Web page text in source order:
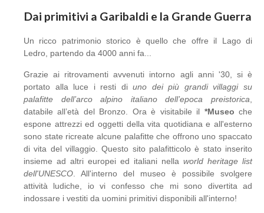
Dai primitivi a Garibaldi e la Grande Guerra
Un ricco patrimonio storico è quello che offre il Lago di
Ledro, partendo da 4000 anni fa...
Grazie ai ritrovamenti avvenuti intorno agli anni '30, si è
portato alla luce i resti diuno dei più grandi villaggi su
palafitte dell’arco alpino italiano dell’epoca preistorica
databile all’età del Bronzo. Ora è visitabile il *Museo che
espone attrezzi ed oggetti della vita quotidiana e all'esterno
sono state ricreate alcune palafitte che offrono uno spaccato
di vita del villaggio. Questo sito palafitticolo è stato inserito
insieme ad altri europei ed italiani nella world heritage list
dell'UNESCO . All'interno del museo è possibile svolgere
attività ludiche, io vi confesso che mi sono divertita ad
indossare i vestiti da uomini primitivi disponibili all'interno!